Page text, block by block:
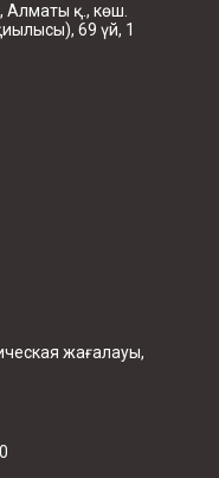
Алматы қ., көш.
69 үй, 1
жағалауы,